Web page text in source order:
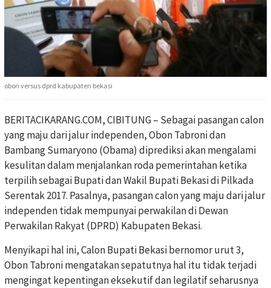
obon versus dprd kabupaten bekasi
BERITACIKARANG.COM, CIBITUNG – Sebagai pasangan calon
yang maju dari jalur independen, Obon Tabroni dan
Bambang Sumaryono (Obama) diprediksi akan mengalami
kesulitan dalam menjalankan roda pemerintahan ketika
terpilih sebagai Bupati dan Wakil Bupati Bekasi di Pilkada
Serentak 2017. Pasalnya, pasangan calon yang maju dari jalur
independen tidak mempunyai perwakilan di Dewan
Perwakilan Rakyat (DPRD) Kabupaten Bekasi.
Menyikapi hal ini, Calon Bupati Bekasi bernomor urut 3,
Obon Tabroni mengatakan sepatutnya hal itu tidak terjadi
mengingat kepentingan eksekutif dan legilatif seharusnya